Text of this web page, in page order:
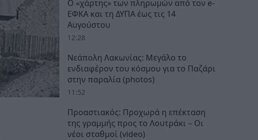
Ο «χάρτης» των πληρωμών από τον e-
ΕΦΚΑ και τη ΔΥΠΑ έως τις 14
Αυγούστου
12:28
Νεάπολη Λακωνίας: Μεγάλο το
ενδιαφέρον του κόσμου για το Παζάρι
στην παραλία (photos)
11:52
Προαστιακός: Προχωρά η επέκταση
της γραμμής προς το Λουτράκι – Οι
νέοι σταθμοί (video)